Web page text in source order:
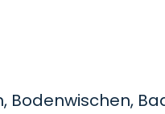
Bodenwischen,